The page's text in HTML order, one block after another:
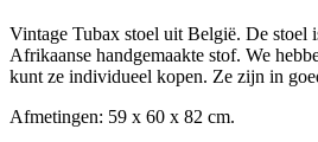
Vintage Tubax stoel uit België. De stoel
Afrikaanse handgemaakte stof. We
kunt ze individueel kopen. Ze zijn in
Afmetingen: 59 x 60 x 82 cm.